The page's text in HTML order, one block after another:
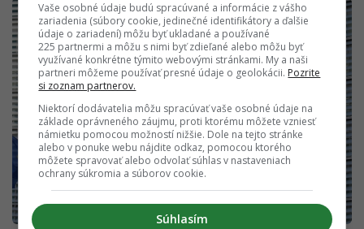
Vaše osobné údaje budú spracúvané a informácie z vášho
zariadenia (súbory cookie, jedinečné identifikátory a ďalšie
údaje o zariadení) môžu byť ukladané a používané
225 partnermi a môžu s nimi byť zdieľané alebo môžu byť
využívané konkrétne týmito webovými stránkami. My a naši
partneri môžeme používať presné údaje o geolokácii. Pozrite
si zoznam partnerov.
Niektorí dodávatelia môžu spracúvať vaše osobné údaje na
základe oprávneného záujmu, proti ktorému môžete vzniesť
námietku pomocou možností nižšie. Dole na tejto stránke
alebo v ponuke webu nájdite odkaz, pomocou ktorého
môžete spravovať alebo odvolať súhlas v nastaveniach
ochrany súkromia a súborov cookie.
Súhlasím